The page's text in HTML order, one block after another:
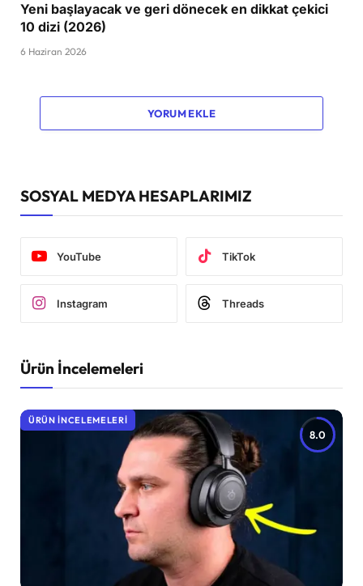
Yeni başlayacak ve geri dönecek en dikkat çekici
10 dizi (2026)
6 Haziran 2026
YORUM EKLE
SOSYAL MEDYA HESAPLARIMIZ
YouTube TikTok
Instagram Threads
Ürün İncelemeleri
8.0
ÜRÜN İNCELEMELERI